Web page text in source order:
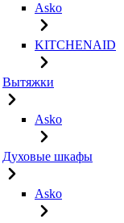
Asko
KITCHENAID
Вытяжки
Asko
Духовые шкафы
Asko